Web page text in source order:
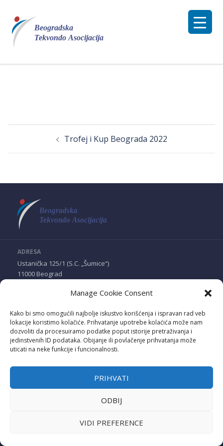
Manage Cookie Consent
Kako bi smo omogućili najbolje iskustvo korišćenja i ispravan rad veb
lokacije koristimo kolačiće. Prihvatanje upotrebe kolaćića može nam
dozvoliti da procesuiramo podatke poput istorije pretraživanja i
jedinstvenih ID podataka. Obijanje ili povlačenje prihvatanja može
uticati na neke funkcije i funcionalnosti.
PRIHVATI
ODBIJ
VIDI PREFERENCE
content
Post
navigationTrofej i Kup Beograda 2022
ADRESA
Ustanička 125/1 (S.C. „Šumice“)
11000 Beograd
069 544 23 34
bgtkdassociation@gmail.com
PRIJEM STRANAKA
11:00—13:00 (obavezno zakazivanje)